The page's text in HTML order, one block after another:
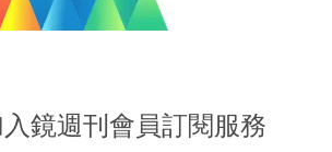
鏡週刊會員訂閱服務